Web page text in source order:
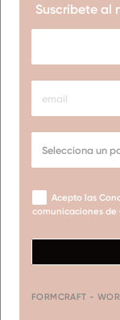
Suscríbete al
Acepto las
comunicaciones de
FORMCRAFT -